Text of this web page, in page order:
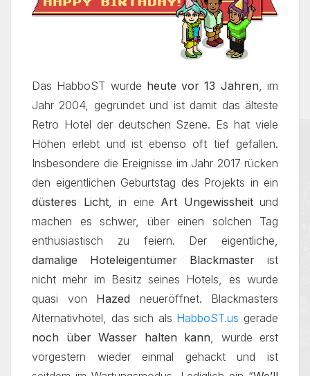
Das HabboST wurde heute vor 13 Jahren, im
Jahr 2004, gegründet und ist damit das älteste
Retro Hotel der deutschen Szene. Es hat viele
Höhen erlebt und ist ebenso oft tief gefallen.
Insbesondere die Ereignisse im Jahr 2017 rücken
den eigentlichen Geburtstag des Projekts in ein
düsteres Licht, in eine Art Ungewissheit und
machen es schwer, über einen solchen Tag
enthusiastisch zu feiern. Der eigentliche,
damalige Hoteleigentümer Blackmaster ist
nicht mehr im Besitz seines Hotels, es wurde
quasi von Hazed neueröffnet. Blackmasters
Alternativhotel, das sich als HabboST.us gerade
noch über Wasser halten kann, wurde erst
vorgestern wieder einmal gehackt und ist